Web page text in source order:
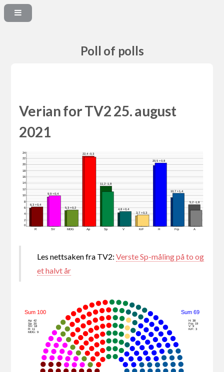
Poll of polls
Verian for TV2 25. august
2021
6,3 +0,4
9,9 +0,4
5,3 +0,2
22,4 -0,3
11,2 -1,8
4,8 +0,4
3,7 +0,3
20,5 +0,8
10,7 +1,4
5,2 -1,8
R SV MDG Ap Sp V KrF H Frp A
0
2
4
6
8
10
12
14
16
18
20
22
24
Les nettsaken fra TV2:Verste Sp-måling på to og
et halvt år
Sum 100
Ap: 42
Sp: 20
SV: 18
R: 11
MDG: 9
Sum 69
H: 38
Frp: 19
V: 9
KrF: 3